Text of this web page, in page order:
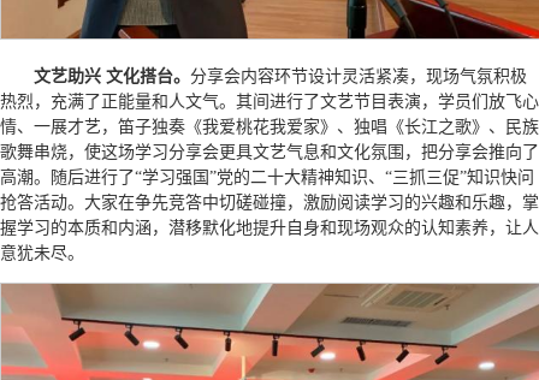
文艺助兴 文化搭台。 分享会内容环节设计灵活紧凑，现场气氛积极
热烈，充满了正能量和人文气。其间进行了文艺节目表演，学员们放飞心
情、一展才艺，笛子独奏《我爱桃花我爱家》、独唱《长江之歌》、民族
歌舞串烧，使这场学习分享会更具文艺气息和文化氛围，把分享会推向了
高潮。随后进行了“学习强国”党的二十大精神知识、“三抓三促”知识快问
抢答活动。大家在争先竞答中切磋碰撞，激励阅读学习的兴趣和乐趣，掌
握学习的本质和内涵，潜移默化地提升自身和现场观众的认知素养，让人
意犹未尽。